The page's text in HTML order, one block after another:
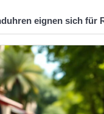
eignen sich für